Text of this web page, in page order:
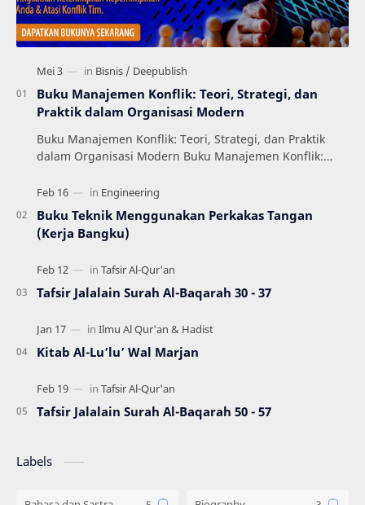
Buku Manajemen Konflik: Teori, Strategi, dan
Praktik dalam Organisasi Modern
Buku Manajemen Konflik: Teori, Strategi, dan Praktik
dalam Organisasi Modern Buku Manajemen Konflik:
Buku Teknik Menggunakan Perkakas Tangan
(Kerja Bangku)
Tafsir Jalalain Surah Al-Baqarah 30 - 37
Kitab Al-Lu’lu’ Wal Marjan
Tafsir Jalalain Surah Al-Baqarah 50 - 57
Labels